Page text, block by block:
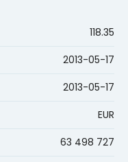
118.35
2013-05-17
2013-05-17
EUR
63 498 727